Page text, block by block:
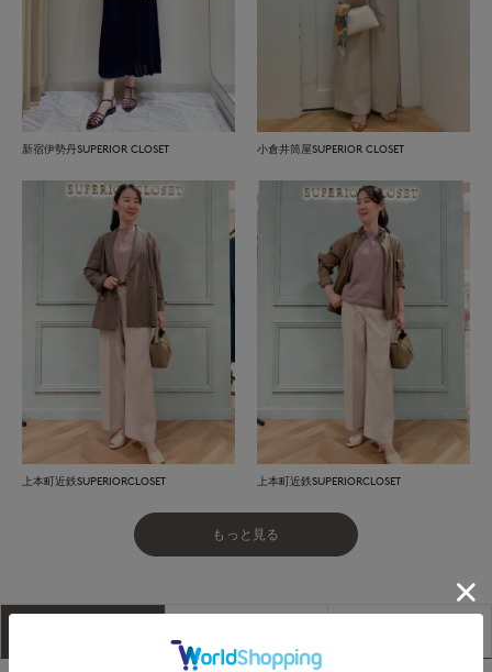
新宿伊勢丹SUPERIOR CLOSET 小倉井筒屋SUPERIOR CLOSET
上本町近鉄SUPERIORCLOSET 上本町近鉄SUPERIORCLOSET
もっと見る